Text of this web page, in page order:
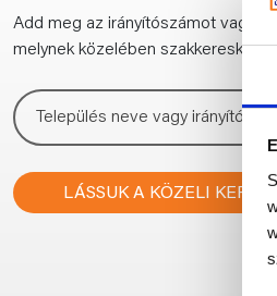
Add meg az irányítószámot vagy a
melynek közelében
LÁSSUK A KÖZELI